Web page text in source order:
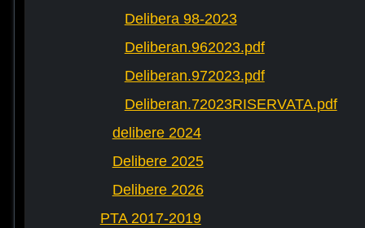
Delibera 98-2023
Deliberan.962023.pdf
Deliberan.972023.pdf
Deliberan.72023RISERVATA.pdf
delibere 2024
Delibere 2025
Delibere 2026
PTA 2017-2019